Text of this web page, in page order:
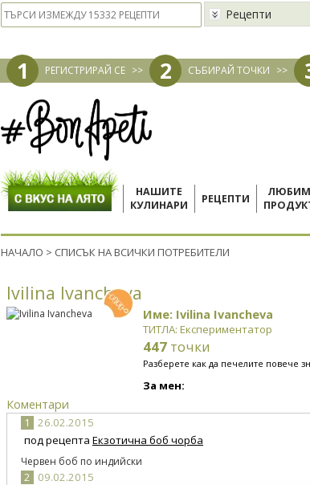
Рецепти
1 РЕГИСТРИРАЙ СЕ >> 2 СЪБИРАЙ ТОЧКИ >>
НАШИТЕ
КУЛИНАРИ
РЕЦЕПТИ
НАЧАЛО > СПИСЪК НА ВСИЧКИ ПОТРЕБИТЕЛИ
Ivilina Ivancheva
Име: Ivilina Ivancheva
ТИТЛА: Експериментатор
447 точки
Разберете как да печелите повече
За мен:
Коментари
1
26.02.2015
под рецепта Екзотична боб чорба
Червен боб по индийски
2
09.02.2015